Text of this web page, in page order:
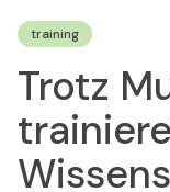
training
Trotz